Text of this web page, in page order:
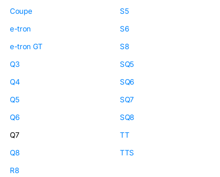
Coupe
e-tron
e-tron GT
Q3
Q4
Q5
Q6
Q7
Q8
R8
S5
S6
S8
SQ5
SQ6
SQ7
SQ8
TT
TTS